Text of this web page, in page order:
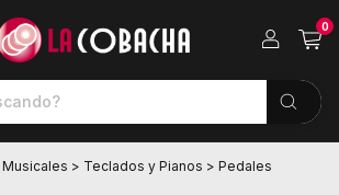
0
> Teclados y Pianos > Pedales